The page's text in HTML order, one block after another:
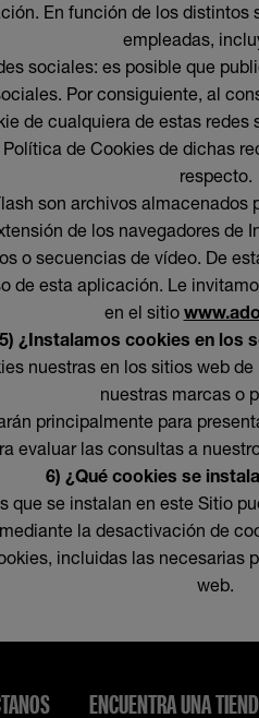
En función de los
empleadas,
sociales: es posible que
Por consiguiente, al
de cualquiera de estas
de Cookies de dichas
respecto.
son archivos almacenados
de los navegadores de
o secuencias de vídeo. De
de esta aplicación. Le
en el sitio
5) ¿Instalamos cookies en los
nuestras en los sitios web
nuestras marcas o
principalmente para
evaluar las consultas a
6) ¿Qué cookies se
que se instalan en este Sitio
la desactivación de
incluidas las necesarias
web.
ENCUENTRA UNA